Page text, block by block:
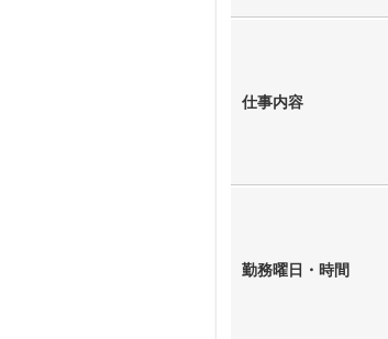
仕事内容
勤務曜日・時間